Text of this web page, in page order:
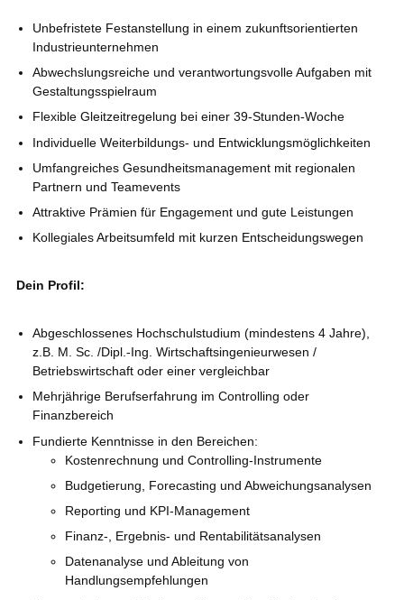
Unbefristete Festanstellung in einem zukunftsorientierten
Industrieunternehmen
Abwechslungsreiche und verantwortungsvolle Aufgaben mit
Gestaltungsspielraum
Flexible Gleitzeitregelung bei einer 39-Stunden-Woche
Individuelle Weiterbildungs- und Entwicklungsmöglichkeiten
Umfangreiches Gesundheitsmanagement mit regionalen
Partnern und Teamevents
Attraktive Prämien für Engagement und gute Leistungen
Kollegiales Arbeitsumfeld mit kurzen Entscheidungswegen
Dein Profil:
Abgeschlossenes Hochschulstudium (mindestens 4 Jahre),
z.B. M. Sc. /Dipl.-Ing. Wirtschaftsingenieurwesen /
Betriebswirtschaft oder einer vergleichbar
Mehrjährige Berufserfahrung im Controlling oder
Finanzbereich
Fundierte Kenntnisse in den Bereichen:
Kostenrechnung und Controlling-Instrumente
Budgetierung, Forecasting und Abweichungsanalysen
Reporting und KPI-Management
Finanz-, Ergebnis- und Rentabilitätsanalysen
Datenanalyse und Ableitung von
Handlungsempfehlungen